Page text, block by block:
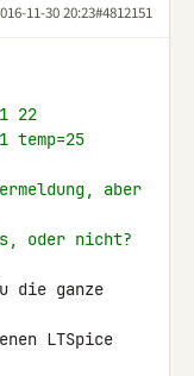
11-30 20:23#4812151
22
temp=25
aber
oder nicht?
die ganze
LTSpice